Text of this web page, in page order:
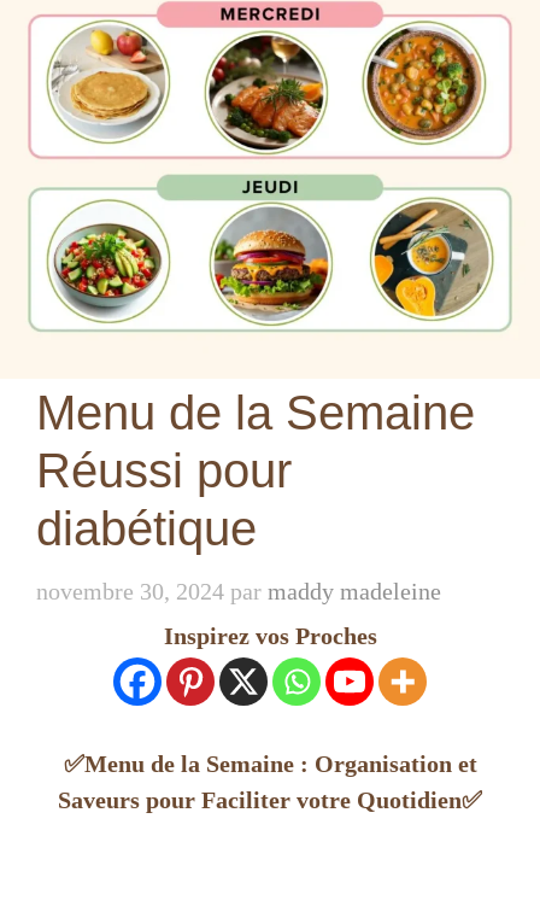
Menu de la Semaine
Réussi pour
diabétique
novembre 30, 2024 par maddy madeleine
Inspirez vos Proches
✅Menu de la Semaine : Organisation et
Saveurs pour Faciliter votre Quotidien✅